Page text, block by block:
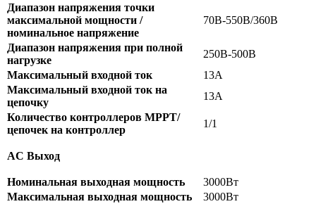
Диапазон напряжения точки
максимальной мощности /
номинальное напряжение
70В-550В/360В
Диапазон напряжения при полной
нагрузке
250В-500В
Максимальный входной ток
13А
Максимальный входной ток на
цепочку
13А
Количество контроллеров MPPT/
цепочек на контроллер
1/1
AC Выход
Номинальная выходная мощность
3000Вт
Максимальная выходная мощность
3000Вт